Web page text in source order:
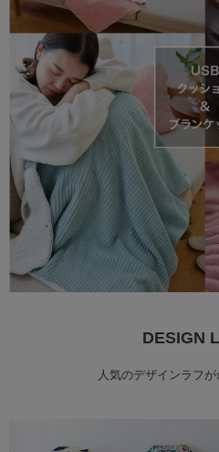
DESIGN
人気のデザインラフが